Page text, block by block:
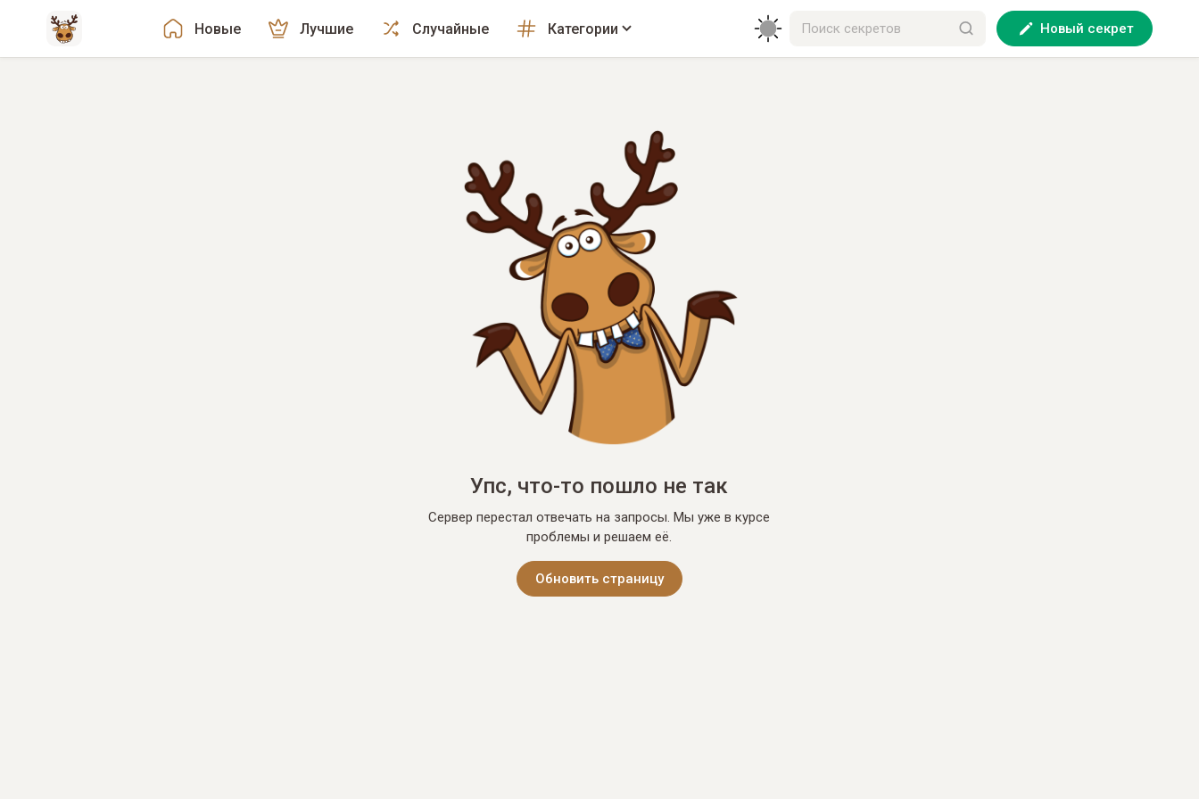
Новые Лучшие Случайные Категории Новый секрет
Упс, что-то пошло не так
Сервер перестал отвечать на запросы. Мы уже в курсе
проблемы и решаем её.
Обновить страницу